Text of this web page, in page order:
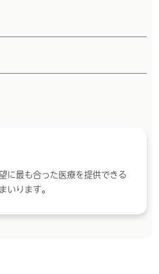
に最も合った医療を提供できる
いります。